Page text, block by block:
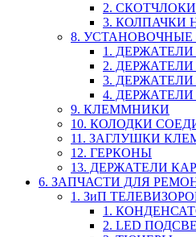
2. СКОТЧЛОКИ
3. КОЛПАЧКИ
8. УСТАНОВОЧНЫЕ
1.
2.
3.
4.
9. КЛЕММНИКИ
10. КОЛОДКИ
11. ЗАГЛУШКИ
12. ГЕРКОНЫ
13. ДЕРЖАТЕЛИ
6. ЗАПЧАСТИ ДЛЯ
1. ЗиП
1.
2. LED